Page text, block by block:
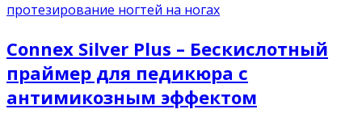
протезирование ногтей на ногах
Connex Silver Plus – Бескислотный
праймер для педикюра с
антимикозным эффектом